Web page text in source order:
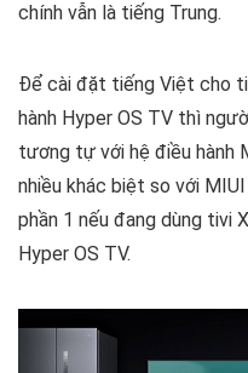
chính vẫn là tiếng Trung.
Để cài đặt tiếng Việt cho
hành Hyper OS TV thì
tương tự với hệ điều hành
nhiều khác biệt so với
phần 1 nếu đang dùng tivi
Hyper OS TV.